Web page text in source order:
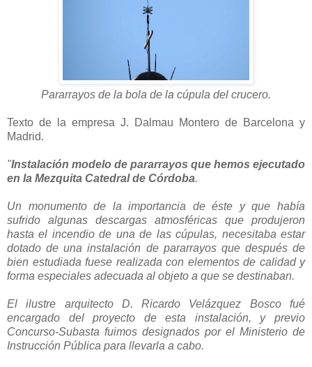
Pararrayos de la bola de la cúpula del crucero.
Texto de la empresa J. Dalmau Montero de Barcelona y
Madrid.
"Instalación modelo de pararrayos que hemos ejecutado
en la Mezquita Catedral de Córdoba.
Un monumento de la importancia de éste y que había
sufrido algunas descargas atmosféricas que produjeron
hasta el incendio de una de las cúpulas, necesitaba estar
dotado de una instalación de pararrayos que después de
bien estudiada fuese realizada con elementos de calidad y
forma especiales adecuada al objeto a que se destinaban.
El ilustre arquitecto D. Ricardo Velázquez Bosco fué
encargado del proyecto de esta instalación, y previo
Concurso-Subasta fuimos designados por el Ministerio de
Instrucción Pública para llevarla a cabo.